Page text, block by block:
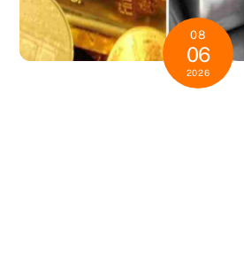
08
06
2026